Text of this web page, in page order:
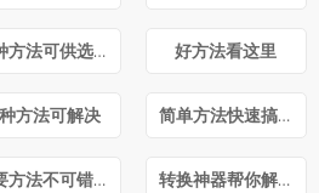
两种方法可供选择 好方法看这里
方法可解决 简单方法快速搞定
重要方法不可错过 转换神器帮你解决